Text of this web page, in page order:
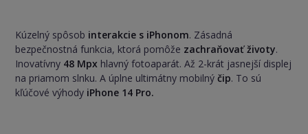
Kúzelný spôsob interakcie s iPhonom. Zásadná
bezpečnostná funkcia, ktorá pomôže zachraňovať životy.
Inovatívny 48 Mpx hlavný fotoaparát. Až 2-krát jasnejší displej
na priamom slnku. A úplne ultimátny mobilnýčip. To sú
kľúčové výhody iPhone 14 Pro.